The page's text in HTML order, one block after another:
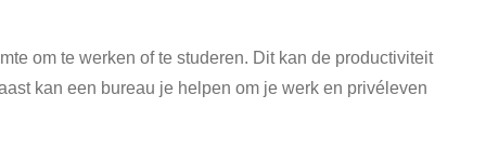
om te werken of te studeren. Dit kan de productiviteit
kan een bureau je helpen om je werk en privéleven